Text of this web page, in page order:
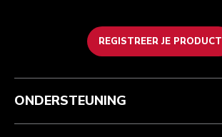
REGISTREER JE PRODUCT
Health check
Je bestelling volgen
Garantie en documenten
Veelgestelde vragen
Algemene voorwaarden
Retournering en terugbetaling
Imprint
ODR
Het merk
Zoek een winkel
ONDERSTEUNING